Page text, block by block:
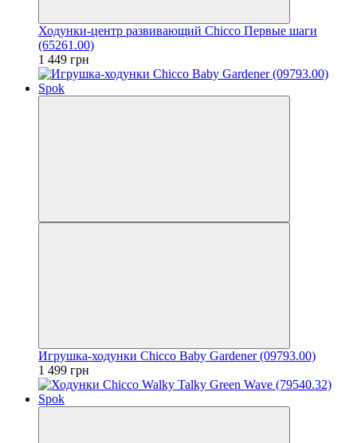
Ходунки-центр развивающий Chicco Первые шаги
(65261.00)
1 449 грн
Игрушка-ходунки Chicco Baby Gardener (09793.00)
1 499 грн